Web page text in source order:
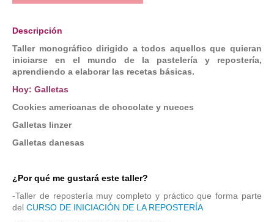
Descripción
Taller monográficodirigido a todos aquellos que quieran
iniciarse en el mundo de la pastelería y repostería,
aprendiendo a elaborar las recetas básicas.
Hoy: Galletas
Cookies americanas de chocolate y nueces
Galletas linzer
Galletas danesas
¿Por qué me gustará este taller?
-Taller de repostería muy completo y práctico que forma parte
del CURSO DE INICIACIÓN DE LA REPOSTERÍA